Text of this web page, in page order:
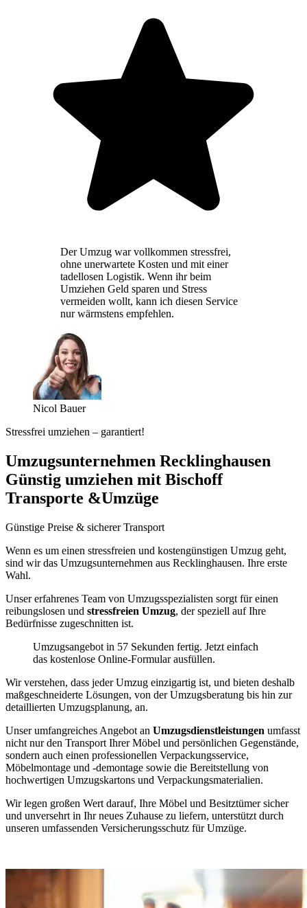
Der Umzug war vollkommen stressfrei,
ohne unerwartete Kosten und mit einer
tadellosen Logistik. Wenn ihr beim
Umziehen Geld sparen und Stress
vermeiden wollt, kann ich diesen Service
nur wärmstens empfehlen.
Nicol Bauer
Stressfrei umziehen – garantiert!
Umzugsunternehmen Recklinghausen
Günstig umziehen mit Bischoff
Transporte &Umzüge
Günstige Preise & sicherer Transport
Wenn es um einen stressfreien und kostengünstigen Umzug geht,
sind wir das Umzugsunternehmen aus Recklinghausen. Ihre erste
Wahl.
Unser erfahrenes Team von Umzugsspezialisten sorgt für einen
reibungslosen und stressfreien Umzug, der speziell auf Ihre
Bedürfnisse zugeschnitten ist.
Umzugsangebot in 57 Sekunden fertig. Jetzt einfach
das kostenlose Online-Formular ausfüllen.
Wir verstehen, dass jeder Umzug einzigartig ist, und bieten deshalb
maßgeschneiderte Lösungen, von der Umzugsberatung bis hin zur
detaillierten Umzugsplanung, an.
Unser umfangreiches Angebot an Umzugsdienstleistungen umfasst
nicht nur den Transport Ihrer Möbel und persönlichen Gegenstände,
sondern auch einen professionellen Verpackungsservice,
Möbelmontage und -demontage sowie die Bereitstellung von
hochwertigen Umzugskartons und Verpackungsmaterialien.
Wir legen großen Wert darauf, Ihre Möbel und Besitztümer sicher
und unversehrt in Ihr neues Zuhause zu liefern, unterstützt durch
unseren umfassenden Versicherungsschutz für Umzüge.